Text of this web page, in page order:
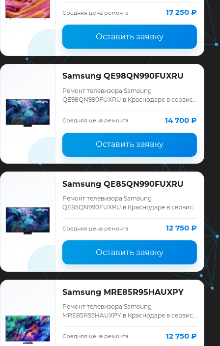
Samsung, смета до ремонта, запчасти и
гарантия до 12 меся…
Средняя цена ремонта 17 250 ₽
Оставить заявку
Samsung QE98QN990FUXRU
Ремонт телевизора Samsung
QE98QN990FUXRU в Краснодаре в сервисе
Samsung, смета до ремонта, запчасти и
Средняя цена ремонта 14 700 ₽
Оставить заявку
Samsung QE85QN990FUXRU
Ремонт телевизора Samsung
QE85QN990FUXRU в Краснодаре в сервисе
Samsung, смета до ремонта, запчасти и
гарантия до 12 меся…
Средняя цена ремонта 12 750 ₽
Оставить заявку
Samsung MRE85R95HAUXPY
Ремонт телевизора Samsung
MRE85R95HAUXPY в Краснодаре в сервисе
Samsung, смета до ремонта, запчасти и
Средняя цена ремонта 12 750 ₽